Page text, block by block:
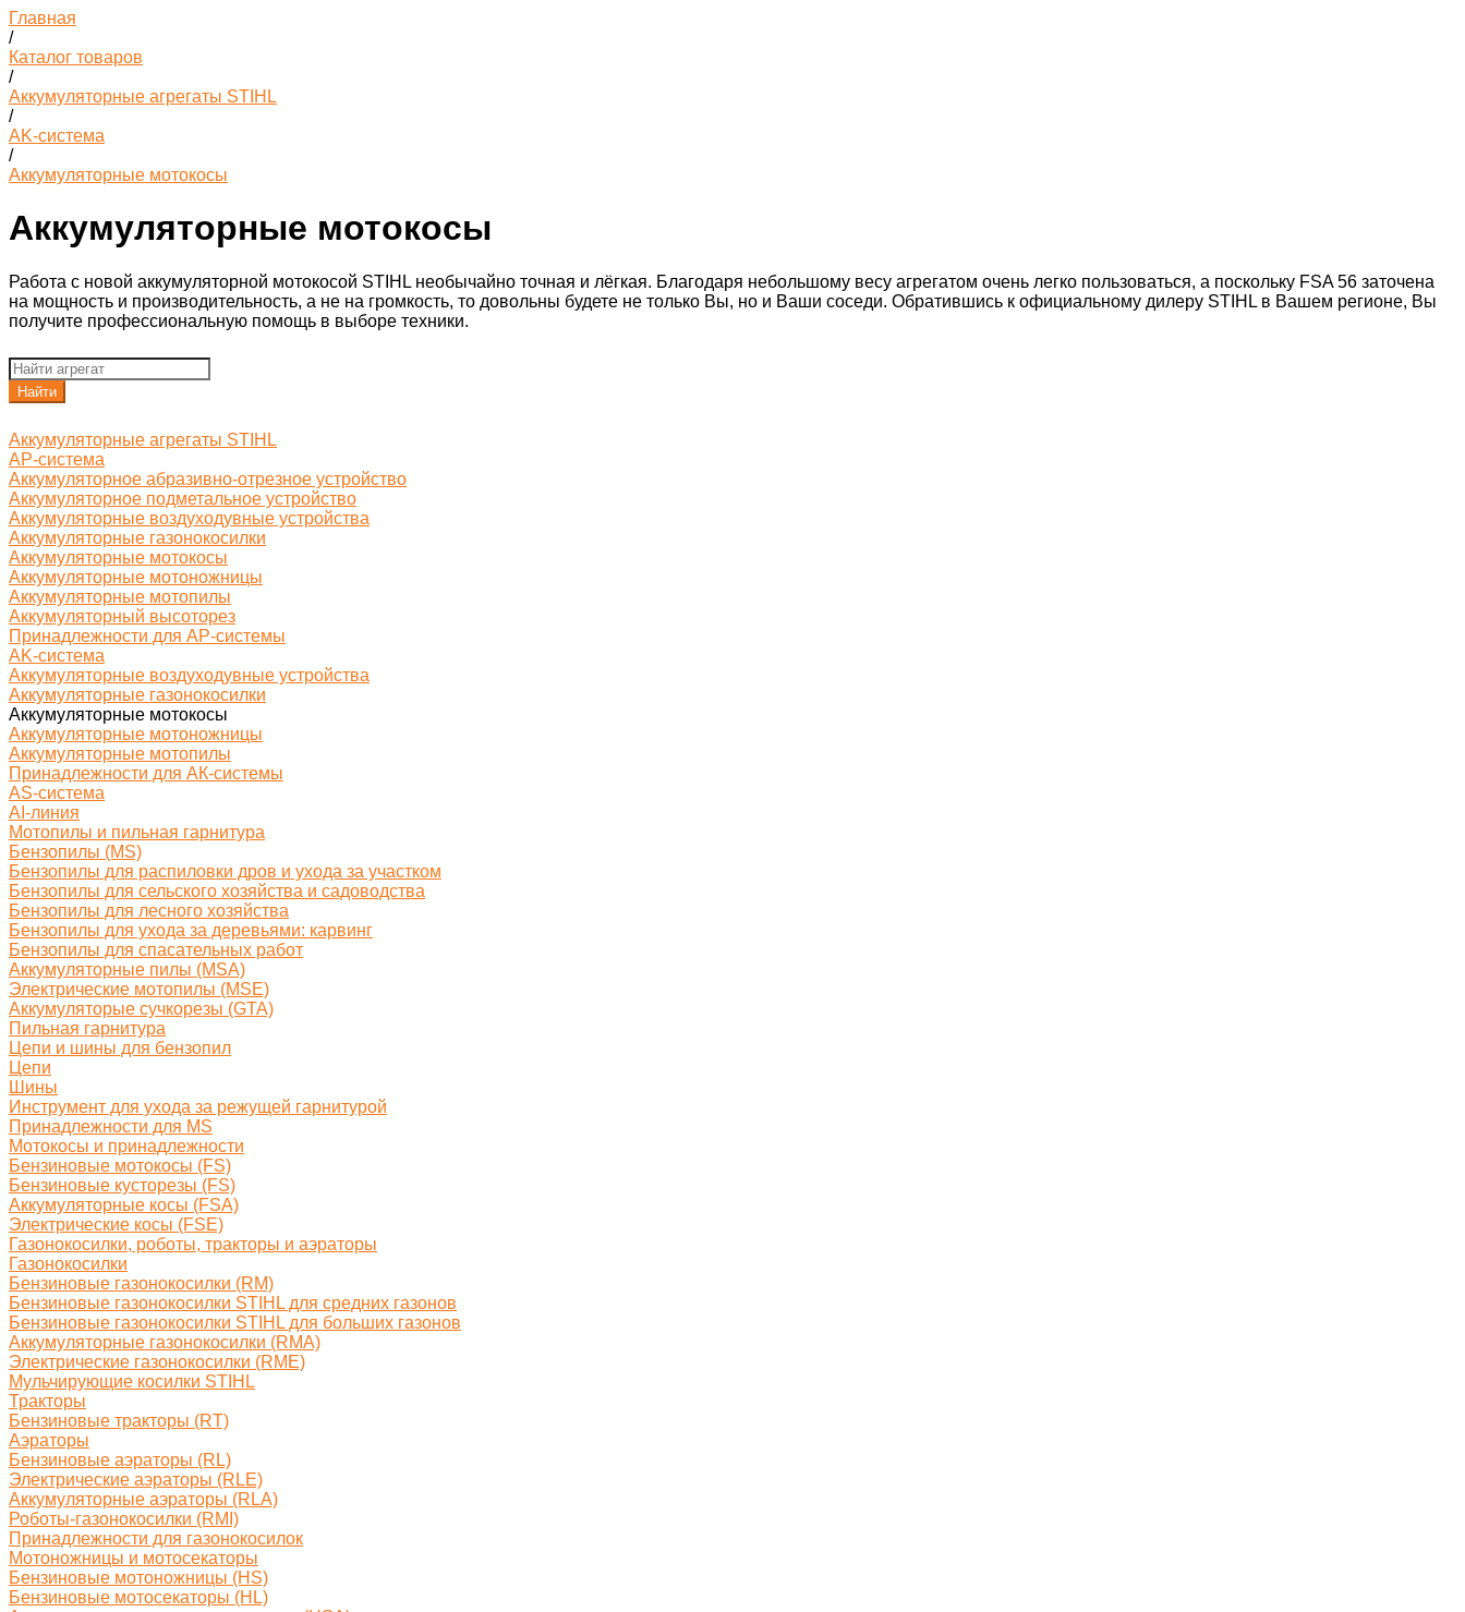
Главная
/
Каталог товаров
/
Аккумуляторные агрегаты STIHL
/
AK-система
/
Аккумуляторные мотокосы
Аккумуляторные мотокосы
Работа с новой аккумуляторной мотокосой STIHL необычайно точная и лёгкая. Благодаря небольшому весу агрегатом очень легко пользоваться, а поскольку FSA 56 заточена
на мощность и производительность, а не на громкость, то довольны будете не только Вы, но и Ваши соседи. Обратившись к официальному дилеру STIHL в Вашем регионе, Вы
получите профессиональную помощь в выборе техники.
Найти
Аккумуляторные агрегаты STIHL
AP-система
Аккумуляторное абразивно-отрезное устройство
Аккумуляторное подметальное устройство
Аккумуляторные воздуходувные устройства
Аккумуляторные газонокосилки
Аккумуляторные мотокосы
Аккумуляторные мотоножницы
Аккумуляторные мотопилы
Аккумуляторный высоторез
Принадлежности для AP-системы
AK-система
Аккумуляторные воздуходувные устройства
Аккумуляторные газонокосилки
Аккумуляторные мотокосы
Аккумуляторные мотоножницы
Аккумуляторные мотопилы
Принадлежности для АК-системы
AS-система
AI-линия
Мотопилы и пильная гарнитура
Бензопилы (MS)
Бензопилы для распиловки дров и ухода за участком
Бензопилы для сельского хозяйства и садоводства
Бензопилы для лесного хозяйства
Бензопилы для ухода за деревьями: карвинг
Бензопилы для спасательных работ
Аккумуляторные пилы (MSA)
Электрические мотопилы (MSE)
Аккумуляторые сучкорезы (GTA)
Пильная гарнитура
Цепи и шины для бензопил
Цепи
Шины
Инструмент для ухода за режущей гарнитурой
Принадлежности для MS
Мотокосы и принадлежности
Бензиновые мотокосы (FS)
Бензиновые кусторезы (FS)
Аккумуляторные косы (FSA)
Электрические косы (FSE)
Газонокосилки, роботы, тракторы и аэраторы
Газонокосилки
Бензиновые газонокосилки (RM)
Бензиновые газонокосилки STIHL для средних газонов
Бензиновые газонокосилки STIHL для больших газонов
Аккумуляторные газонокосилки (RMA)
Электрические газонокосилки (RME)
Мульчирующие косилки STIHL
Тракторы
Бензиновые тракторы (RT)
Аэраторы
Бензиновые аэраторы (RL)
Электрические аэраторы (RLE)
Аккумуляторные аэраторы (RLA)
Роботы-газонокосилки (RMI)
Принадлежности для газонокосилок
Мотоножницы и мотосекаторы
Бензиновые мотоножницы (HS)
Бензиновые мотосекаторы (HL)